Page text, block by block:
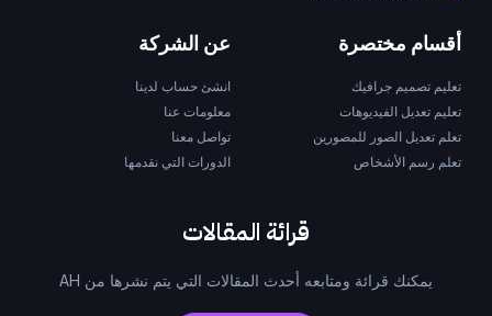
أقسام مختصرة
تعليم تصميم جرافيك
تعليم تعديل الفيديوهات
تعلم تعديل الصور للمصورين
تعلم رسم الأشخاص
عن الشركة
انشئ حساب لدينا
معلومات عنا
تواصل معنا
الدورات التي نقدمها
قرائة المقالات
يمكنك قرائة ومتابعه أحدث المقالات التي يتم نشرها من AH